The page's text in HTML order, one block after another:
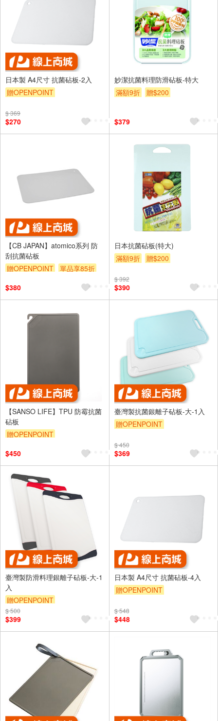
日本製 A4尺寸 抗菌砧板-2入
贈OPENPOINT
$ 369
$270
妙潔抗菌料理防滑砧板-特大
滿額9折
贈$200
$379
【CB JAPAN】atomico系列 防
刮抗菌砧板
贈OPENPOINT
單品享85折
$380
日本抗菌砧板(特大)
滿額9折
贈$200
$ 392
$390
【SANSO LIFE】TPU 防霉抗菌
砧板
贈OPENPOINT
$450
臺灣製抗菌銀離子砧板-大-1入
贈OPENPOINT
$ 450
$369
臺灣製防滑料理銀離子砧板-大-1
入
贈OPENPOINT
$ 500
$399
日本製 A4尺寸 抗菌砧板-4入
贈OPENPOINT
$ 548
$448